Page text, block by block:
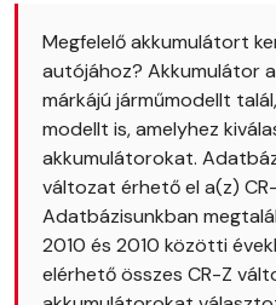
Megfelelő akkumulátort
autójához? Akkumulátor
márkájú járműmodellt
modellt is, amelyhez
akkumulátorokat.
változat érhető el a(z)
Adatbázisunkban
2010 és 2010 közötti
elérhető összes CR-Z